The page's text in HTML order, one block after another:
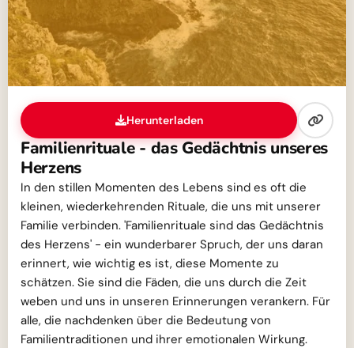
Herunterladen
Familienrituale - das Gedächtnis unseres
Herzens
In den stillen Momenten des Lebens sind es oft die
kleinen, wiederkehrenden Rituale, die uns mit unserer
Familie verbinden. 'Familienrituale sind das Gedächtnis
des Herzens' - ein wunderbarer Spruch, der uns daran
erinnert, wie wichtig es ist, diese Momente zu
schätzen. Sie sind die Fäden, die uns durch die Zeit
weben und uns in unseren Erinnerungen verankern. Für
alle, die nachdenken über die Bedeutung von
Familientraditionen und ihrer emotionalen Wirkung.